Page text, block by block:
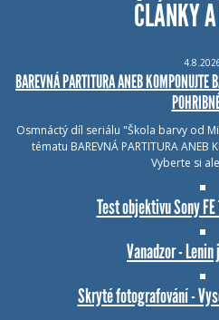
ČLÁNKY
BAREVNÁ PARTITURA ANEB KOMPONUJTE
Osmnáctý díl seriálu "Škola barvy od
tématu BAREVNÁ PARTITURA ANEB
Vyberte si
Test objektivu Sony
Vanadzor -
Skryté fotografování -